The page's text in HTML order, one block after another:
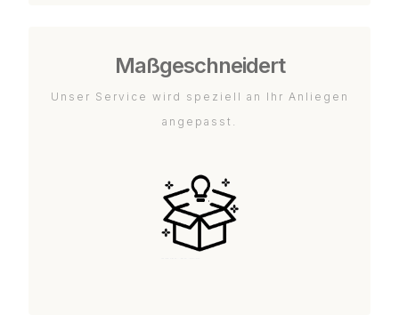
Maßgeschneidert
Unser Service wird speziell an Ihr Anliegen
angepasst.